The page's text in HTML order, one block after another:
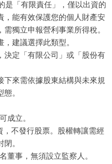
是「有限責任」，僅以出資的
，能有效保護您的個人財產安
獨立申報營利事業所得稅。
建議選擇此類型。
決定「有限公司」或「股份有
下來需依據股東結構與未來規
。
成立。
，不發行股票。股權轉讓需經
。
董事，無須設立監察人。